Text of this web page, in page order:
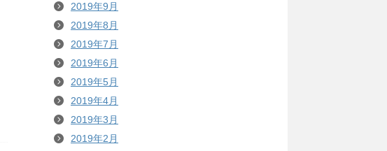
2019年9月
2019年8月
2019年7月
2019年6月
2019年5月
2019年4月
2019年3月
2019年2月